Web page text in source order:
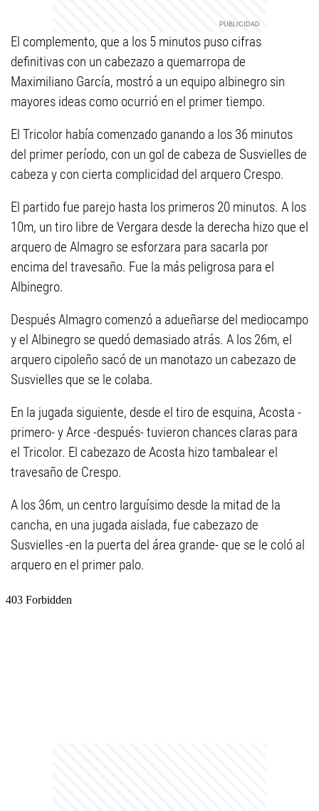
El complemento, que a los 5 minutos puso cifras
definitivas con un cabezazo a quemarropa de
Maximiliano García, mostró a un equipo albinegro sin
mayores ideas como ocurrió en el primer tiempo.
El Tricolor había comenzado ganando a los 36 minutos
del primer período, con un gol de cabeza de Susvielles de
cabeza y con cierta complicidad del arquero Crespo.
El partido fue parejo hasta los primeros 20 minutos. A los
10m, un tiro libre de Vergara desde la derecha hizo que el
arquero de Almagro se esforzara para sacarla por
encima del travesaño. Fue la más peligrosa para el
Albinegro.
Después Almagro comenzó a adueñarse del mediocampo
y el Albinegro se quedó demasiado atrás. A los 26m, el
arquero cipoleño sacó de un manotazo un cabezazo de
Susvielles que se le colaba.
En la jugada siguiente, desde el tiro de esquina, Acosta -
primero- y Arce -después- tuvieron chances claras para
el Tricolor. El cabezazo de Acosta hizo tambalear el
travesaño de Crespo.
A los 36m, un centro larguísimo desde la mitad de la
cancha, en una jugada aislada, fue cabezazo de
Susvielles -en la puerta del área grande- que se le coló al
arquero en el primer palo.